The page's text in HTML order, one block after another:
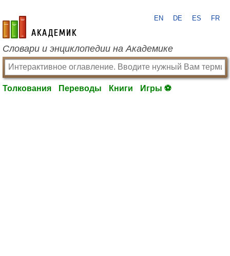
academic.ru
EN DE ES FR
Словари и энциклопедии на Академике
Толкования Переводы Книги Игры ⚽